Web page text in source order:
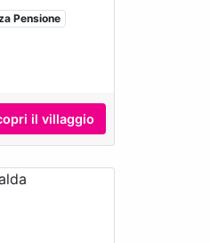
Pensione
il villaggio